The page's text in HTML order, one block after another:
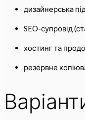
дизайнерська
SEO-супровід
хостинг та
резервне